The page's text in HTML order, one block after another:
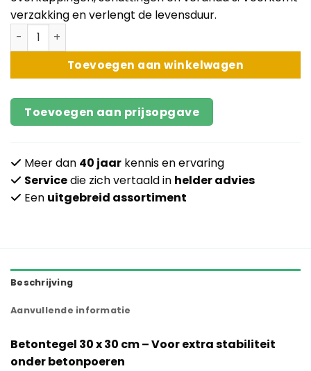
verzakking en verlengt de levensduur.
Betontegel | Grijs | 30x30cm aantal
Toevoegen aan winkelwagen
Toevoegen aan prijsopgave
Meer dan 40 jaar kennis en ervaring
Servicedie zich vertaald in helder advies
Een uitgebreid assortiment
Beschrijving
Aanvullende informatie
Betontegel 30 x 30 cm – Voor extra stabiliteit
onder betonpoeren